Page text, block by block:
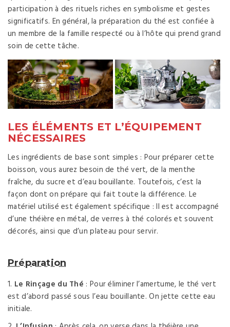
participation à des rituels riches en symbolisme et gestes
significatifs. En général, la préparation du thé est confiée à
un membre de la famille respecté ou à l’hôte qui prend grand
soin de cette tâche.
LES ÉLÉMENTS ET L’ÉQUIPEMENT
NÉCESSAIRES
Les ingrédients de base sont simples : Pour préparer cette
boisson, vous aurez besoin de thé vert, de la menthe
fraîche, du sucre et d’eau bouillante. Toutefois, c’est la
façon dont on prépare qui fait toute la différence. Le
matériel utilisé est également spécifique : Il est accompagné
d’une théière en métal, de verres à thé colorés et souvent
décorés, ainsi que d’un plateau pour servir.
Préparation
Le Rinçage du Thé : Pour éliminer l’amertume, le thé vert
est d’abord passé sous l’eau bouillante. On jette cette eau
initiale.